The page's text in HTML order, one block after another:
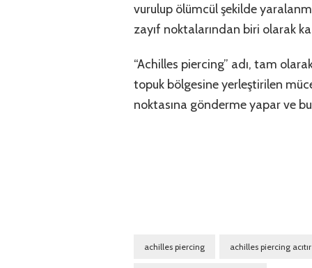
vurulup ölümcül şekilde
zayıf noktalarından biri olarak
“Achilles piercing” adı, tam
topuk bölgesine yerleştirilen
noktasına gönderme yapar ve
achilles piercing achilles piercing acıtır